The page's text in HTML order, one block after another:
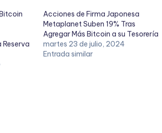
Reserva
Acciones de Firma Japonesa
Metaplanet Suben 19% Tras
Agregar Más Bitcoin a su Tesorería
martes 23 de julio, 2024
Entrada similar